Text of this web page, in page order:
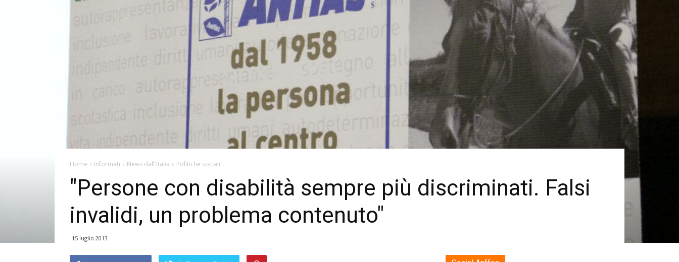
Home Informati News dall'Italia Politiche sociali
"Persone con disabilità sempre più discriminati. Falsi
invalidi, un problema contenuto"
15 luglio 2013